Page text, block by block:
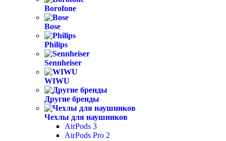
Borofone
Bose
Philips
Sennheiser
WIWU
Другие бренды
Чехлы для наушников
AirPods 3
AirPods Pro 2